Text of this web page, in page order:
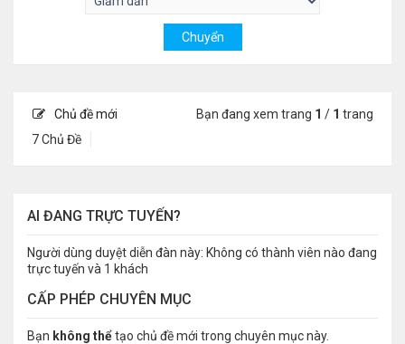
Chủ đề mới
7 Chủ Đề
Bạn đang xem trang 1 / 1 trang
AI ĐANG TRỰC TUYẾN?
Người dùng duyệt diễn đàn này: Không có thành viên nào đang
trực tuyến và 1 khách
CẤP PHÉP CHUYÊN MỤC
Bạn không thểtạo chủ đề mới trong chuyên mục này.